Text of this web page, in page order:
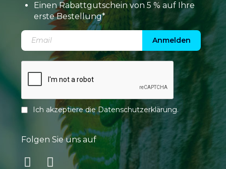
Einen Rabattgutschein von 5 % auf Ihre
erste Bestellung*
Anmelden
Ich akzeptiere dieDatenschutzerklärung.
Folgen Sie uns auf